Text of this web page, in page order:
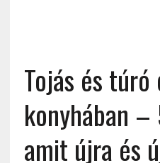
Tojás és túró
konyhában
amit újra és